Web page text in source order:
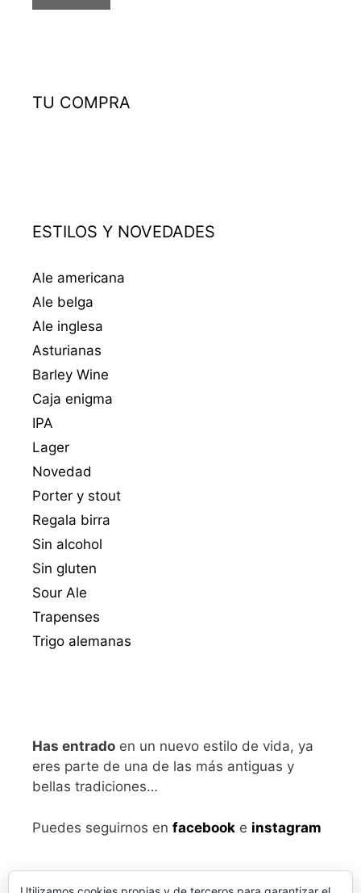
TU COMPRA
ESTILOS Y NOVEDADES
Ale americana
Ale belga
Ale inglesa
Asturianas
Barley Wine
Caja enigma
IPA
Lager
Novedad
Porter y stout
Regala birra
Sin alcohol
Sin gluten
Sour Ale
Trapenses
Trigo alemanas
Has entrado en un nuevo estilo de vida, ya
eres parte de una de las más antiguas y
bellas tradiciones…
Puedes seguirnos en facebook e instagram